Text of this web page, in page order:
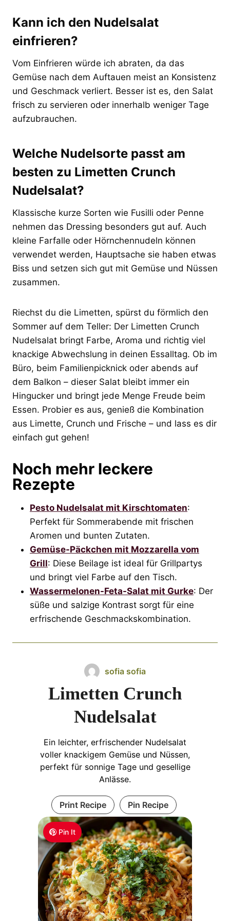
Kann ich den Nudelsalat
einfrieren?
Vom Einfrieren würde ich abraten, da das
Gemüse nach dem Auftauen meist an Konsistenz
und Geschmack verliert. Besser ist es, den Salat
frisch zu servieren oder innerhalb weniger Tage
aufzubrauchen.
Welche Nudelsorte passt am
besten zu Limetten Crunch
Nudelsalat?
Klassische kurze Sorten wie Fusilli oder Penne
nehmen das Dressing besonders gut auf. Auch
kleine Farfalle oder Hörnchennudeln können
verwendet werden, Hauptsache sie haben etwas
Biss und setzen sich gut mit Gemüse und Nüssen
zusammen.
Riechst du die Limetten, spürst du förmlich den
Sommer auf dem Teller: Der Limetten Crunch
Nudelsalat bringt Farbe, Aroma und richtig viel
knackige Abwechslung in deinen Essalltag. Ob im
Büro, beim Familienpicknick oder abends auf
dem Balkon – dieser Salat bleibt immer ein
Hingucker und bringt jede Menge Freude beim
Essen. Probier es aus, genieß die Kombination
aus Limette, Crunch und Frische – und lass es dir
einfach gut gehen!
Noch mehr leckere
Rezepte
Pesto Nudelsalat mit Kirschtomaten:
Perfekt für Sommerabende mit frischen
Aromen und bunten Zutaten.
Gemüse-Päckchen mit Mozzarella vom
Grill: Diese Beilage ist ideal für Grillpartys
und bringt viel Farbe auf den Tisch.
Wassermelonen-Feta-Salat mit Gurke: Der
süße und salzige Kontrast sorgt für eine
erfrischende Geschmackskombination.
Pin It
sofia sofia
Limetten Crunch
Nudelsalat
Ein leichter, erfrischender Nudelsalat
voller knackigem Gemüse und Nüssen,
perfekt für sonnige Tage und gesellige
Anlässe.
Print Recipe Pin Recipe